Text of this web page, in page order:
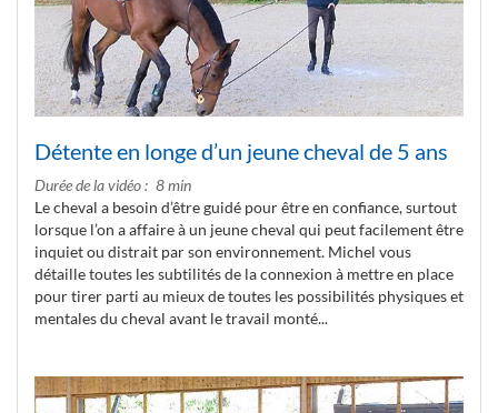
Détente en longe d’un jeune cheval de 5 ans
Durée de la vidéo
8 min
Le cheval a besoin d’être guidé pour être en confiance, surtout
lorsque l’on a affaire à un jeune cheval qui peut facilement être
inquiet ou distrait par son environnement. Michel vous
détaille toutes les subtilités de la connexion à mettre en place
pour tirer parti au mieux de toutes les possibilités physiques et
mentales du cheval avant le travail monté...